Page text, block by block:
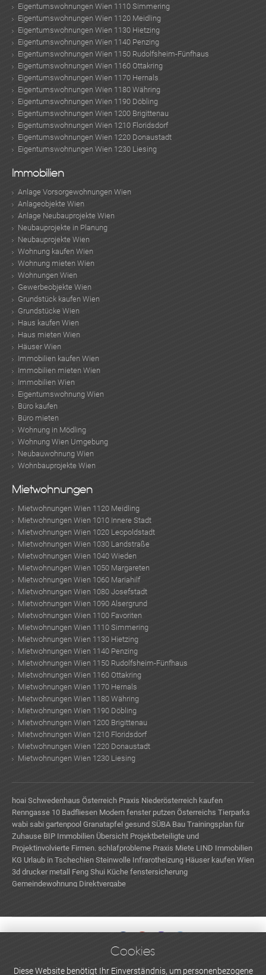
Eigentumswohnungen Wien 1110 Simmering
Eigentumswohnungen Wien 1120 Meidling
Eigentumswohnungen Wien 1130 Hietzing
Eigentumswohnungen Wien 1140 Penzing
Eigentumswohnungen Wien 1150 Rudolfsheim-Fünfhaus
Eigentumswohnungen Wien 1160 Ottakring
Eigentumswohnungen Wien 1170 Hernals
Eigentumswohnungen Wien 1180 Währing
Eigentumswohnungen Wien 1190 Döbling
Eigentumswohnungen Wien 1200 Brigittenau
Eigentumswohnungen Wien 1210 Floridsdorf
Eigentumswohnungen Wien 1220 Donaustadt
Eigentumswohnungen Wien 1230 Liesing
Immobilien
Anlage Vorsorgewohnungen Wien
Anlageobjekte Wien
Anlage Neubauprojekte Wien
Neubauprojekte in Planung
Neubauprojekte Wien
Wohnung kaufen Wien
Wohnung mieten Wien
Wohnungen Wien
Gewerbeobjekte Wien
Grundstück kaufen Wien
Grundstücke Wien
Haus kaufen Wien
Haus mieten Wien
Häuser Wien
Immobilien kaufen Wien
Immobilien mieten Wien
Immobilien Wien
Eigentumswohnung Wien
Büro kaufen
Büro mieten
Wohnung in Mödling
Wohnung Wien Umgebung
Neubauwohnung Wien
Wohnbauprojekte Wien
Mietwohnungen
Mietwohnungen Wien 1120 Meidling
Mietwohnungen Wien 1010 Innere Stadt
Mietwohnungen Wien 1020 Leopoldstadt
Mietwohnungen Wien 1030 Landstraße
Mietwohnungen Wien 1040 Wieden
Mietwohnungen Wien 1050 Margareten
Mietwohnungen Wien 1060 Mariahilf
Mietwohnungen Wien 1080 Josefstadt
Mietwohnungen Wien 1090 Alsergrund
Mietwohnungen Wien 1100 Favoriten
Mietwohnungen Wien 1110 Simmering
Mietwohnungen Wien 1130 Hietzing
Mietwohnungen Wien 1140 Penzing
Mietwohnungen Wien 1150 Rudolfsheim-Fünfhaus
Mietwohnungen Wien 1160 Ottakring
Mietwohnungen Wien 1170 Hernals
Mietwohnungen Wien 1180 Währing
Mietwohnungen Wien 1190 Döbling
Mietwohnungen Wien 1200 Brigittenau
Mietwohnungen Wien 1210 Floridsdorf
Mietwohnungen Wien 1220 Donaustadt
Mietwohnungen Wien 1230 Liesing
hoai Schwedenhaus Österreich Praxis Niederösterreich kaufen
Renngasse 10 Badfliesen Modern fenster putzen Österreichs Tierparks
wabi sabi gartenpool Granatapfel gesund SÜBA Bau Trainingsplan für
Zuhause BIP Immobilien Übersicht Projektbeteiligte und
Projektinvolvierte Firmen. schlafprobleme Praxis Miete LIND Immobilien
KG Urlaub in Tschechien Steinwolle Infrarotheizung Häuser kaufen Wien
3d drucker metall
Feng Shui Küche fenstersicherung
Gemeindewohnung Direktvergabe
WERBEN UND INSERIEREN
Cookies
Diese Website benötigt Ihr Einverständnis, um personenbezogene